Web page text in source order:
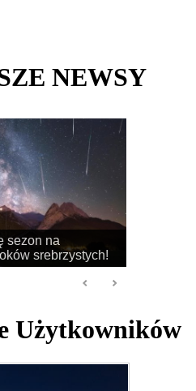
NEWSY
sezon na
srebrzystych!
Użytkowników